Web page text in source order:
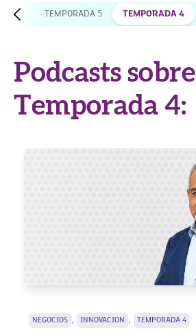
3 TEMPORADA 5 TEMPORADA 4
Podcasts sobre
Temporada 4:
NEGOCIOS , INNOVACION , TEMPORADA 4